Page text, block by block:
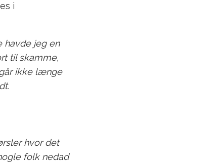
i
havde jeg en
til skamme,
ikke længe
hvor det
folk nedad